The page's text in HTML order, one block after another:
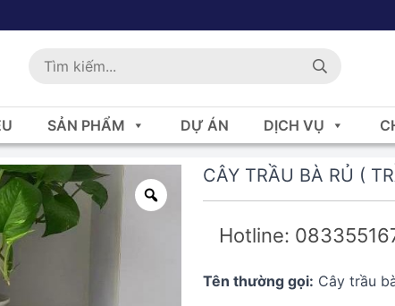
SẢN PHẨM DỰ ÁN DỊCH VỤ
CÂY TRẦU BÀ RỦ (
Hotline:
Tên thường gọi: Cây trầu